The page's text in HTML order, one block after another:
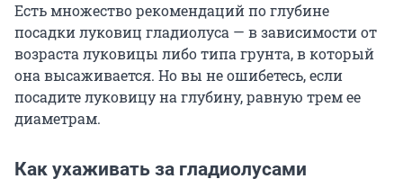
Есть множество рекомендаций по глубине
посадки луковиц гладиолуса — в зависимости от
возраста луковицы либо типа грунта, в который
она высаживается. Но вы не ошибетесь, если
посадите луковицу на глубину, равную трем ее
диаметрам.
Как ухаживать за гладиолусами